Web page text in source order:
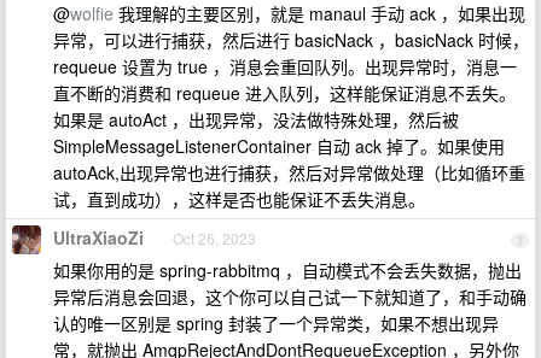
@wolfie 我理解的主要区别，就是 manaul 手动 ack ，如果出现
异常，可以进行捕获，然后进行 basicNack ，basicNack 时候，
requeue 设置为 true ，消息会重回队列。出现异常时，消息一
直不断的消费和 requeue 进入队列，这样能保证消息不丢失。
如果是 autoAct ，出现异常，没法做特殊处理，然后被
SimpleMessageListenerContainer 自动 ack 掉了。如果使用
autoAck,出现异常也进行捕获，然后对异常做处理（比如循环重
试，直到成功），这样是否也能保证不丢失消息。
3
UltraXiaoZi Oct 26, 2023
如果你用的是 spring-rabbitmq ，自动模式不会丢失数据，抛出
异常后消息会回退，这个你可以自己试一下就知道了，和手动确
认的唯一区别是 spring 封装了一个异常类，如果不想出现异
常，就抛出 AmqpRejectAndDontRequeueException ，另外你